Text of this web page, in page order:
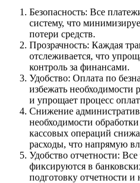
Безопасность: Все
систему, что
потери средств.
Прозрачность: Каждая
отслеживается, что
контроль за финансами.
Удобство: Оплата по
избежать
и упрощает процесс
Снижение
необходимости
кассовых операций
расходы, что напрямую
Удобство отчетности:
фиксируются в
подготовку отчетности